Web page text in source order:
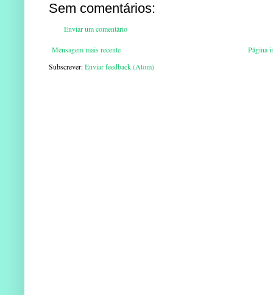
Sem comentários:
Enviar um comentário
Mensagem mais recente
Página
Subscrever:Enviar feedback (Atom)